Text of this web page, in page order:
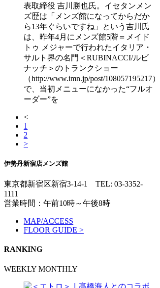
表取締役 吉川勝也氏。イセタンメン
ズ歴は「メンズ館になってからだか
ら13年ぐらいですね」という吉川氏
は、昨年4月にメンズ館5階＝メイド
トゥ メジャーで行われたイタリア・
サルト界の名門＜RUBINACCI/ルビ
ナッチ＞のトランクショー
（http://www.imn.jp/post/108057195217）
で、当初メニューになかった“フルオ
ーダー”を
<
1
2
>
伊勢丹新宿店メンズ館
東京都新宿区新宿3-14-1 TEL: 03-3352-
1111
営業時間：午前10時～午後8時
MAP/ACCESS
FLOOR GUIDE >
RANKING
WEEKLY MONTHLY